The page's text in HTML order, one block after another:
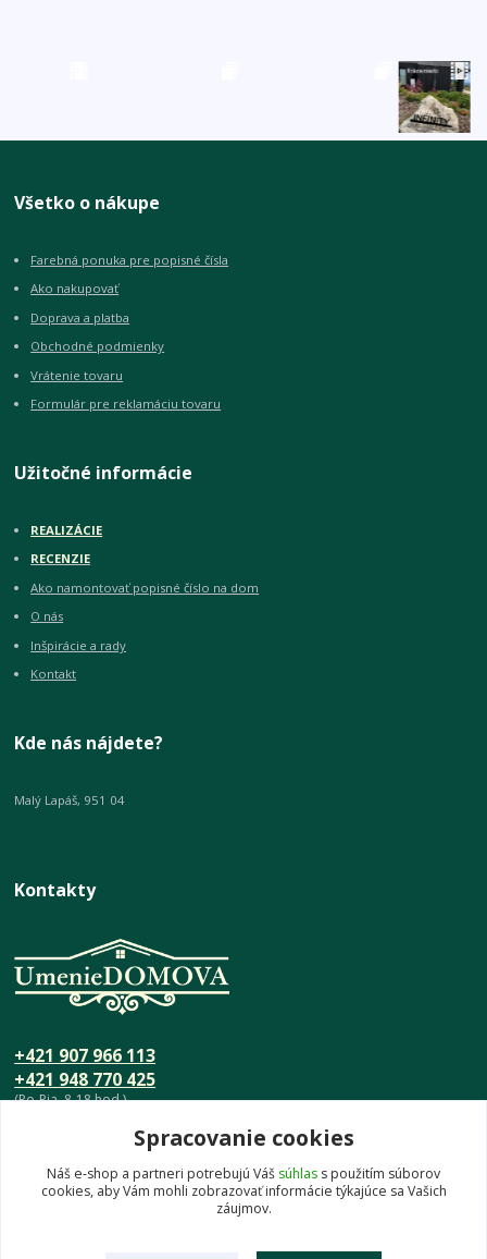
Všetko o nákupe
Farebná ponuka pre popisné čísla
Ako nakupovať
Doprava a platba
Obchodné podmienky
Vrátenie tovaru
Formulár pre reklamáciu tovaru
Užitočné informácie
REALIZÁCIE
RECENZIE
Ako namontovať popisné číslo na dom
O nás
Inšpirácie a rady
Kontakt
Kde nás nájdete?
Malý Lapáš, 951 04
Kontakty
+421 948 770 425
+421 907 966 113
(Po-Pia, 8-18 hod.)
info@umeniedomova.skSpracovanie cookies
Náš e-shop a partneri potrebujú Váš súhlas s použitím súborov
cookies, aby Vám mohli zobrazovať informácie týkajúce sa Vašich
záujmov.